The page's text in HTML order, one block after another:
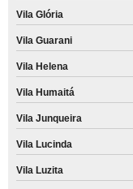
Vila Glória
Vila Guarani
Vila Helena
Vila Humaitá
Vila Junqueira
Vila Lucinda
Vila Luzita